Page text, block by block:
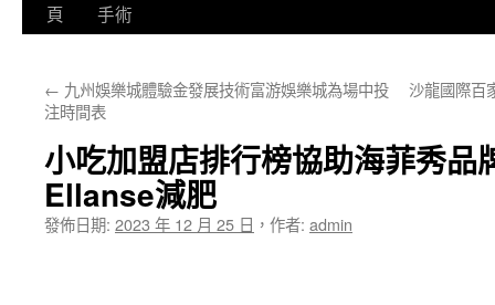
至
要
容
頁
手術
← 九州娛樂城體驗金發展技術富游娛樂城為場中投
注時間表
沙龍國際百
小吃加盟店排行榜協助海菲秀品
Ellanse減肥
發佈日期: 2023 年 12 月 25 日 ， 作者: admin